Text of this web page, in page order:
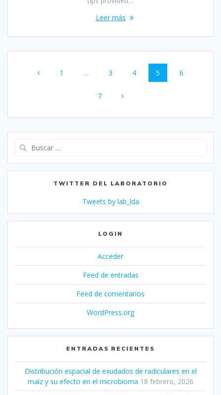
Leer más
Página
1 … Página
3 Página
4 Página
5 Página
6
Página
7
TWITTER DEL LABORATORIO
Tweets by lab_lda
LOGIN
Acceder
Feed de entradas
Feed de comentarios
WordPress.org
ENTRADAS RECIENTES
Distribución espacial de exudados de radiculares en el
maíz y su efecto en el microbioma 18 febrero, 2026